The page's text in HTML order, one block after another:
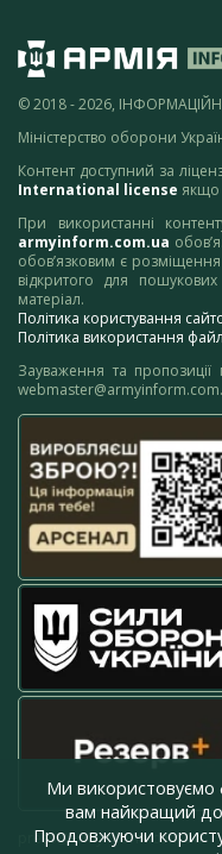
© 2018 - 2026,
Міністерство оборони
Контент доступний за
International license якщо
При використанні
armyinform.com.ua
обов’язковим є
відкритого для
матеріал.
Політика користування
Політика використання
Зауваження та
press@armyinform.com.ua
Ми використовуємо
вам найкращий
Продовжуючи